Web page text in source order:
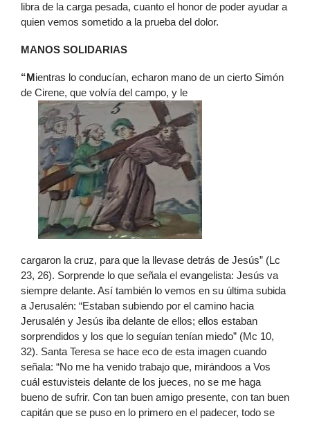
libra de la carga pesada, cuanto el honor de poder ayudar a
quien vemos sometido a la prueba del dolor.
MANOS SOLIDARIAS
“Mientras lo conducían, echaron mano de un cierto Simón
de Cirene, que volvía del campo, y le
cargaron la cruz, para que la llevase detrás de Jesús” (Lc
23, 26). Sorprende lo que señala el evangelista: Jesús va
siempre delante. Así también lo vemos en su última subida
a Jerusalén: “Estaban subiendo por el camino hacia
Jerusalén y Jesús iba delante de ellos; ellos estaban
sorprendidos y los que lo seguían tenían miedo” (Mc 10,
32). Santa Teresa se hace eco de esta imagen cuando
señala: “No me ha venido trabajo que, mirándoos a Vos
cuál estuvisteis delante de los jueces, no se me haga
bueno de sufrir. Con tan buen amigo presente, con tan buen
capitán que se puso en lo primero en el padecer, todo se